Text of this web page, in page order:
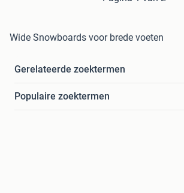
Wide Snowboards voor brede voeten
Gerelateerde zoektermen
Populaire zoektermen